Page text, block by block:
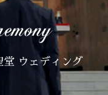
堂 ウェディング